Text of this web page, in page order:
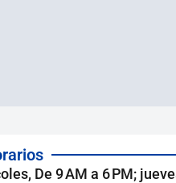
De 9 AM a 6 PM;